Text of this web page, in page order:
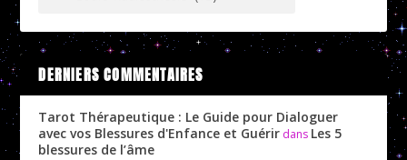
DERNIERS COMMENTAIRES
Tarot Thérapeutique : Le Guide pour Dialoguer
avec vos Blessures d'Enfance et Guérir dans Les 5
blessures de l’âme